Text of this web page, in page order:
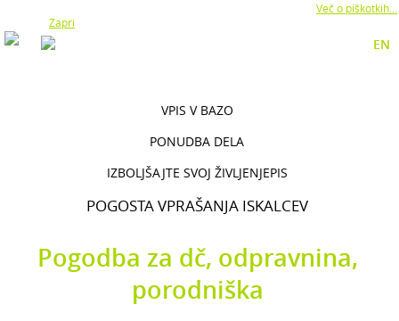
Več o piškotkih...
Zapri
EN
VPIS V BAZO
PONUDBA DELA
IZBOLJŠAJTE SVOJ ŽIVLJENJEPIS
POGOSTA VPRAŠANJA ISKALCEV
Pogodba za dč, odpravnina,
porodniška